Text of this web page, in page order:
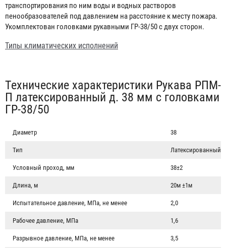
транспортирования по ним воды и водных растворов
пенообразователей под давлением на расстояние к месту пожара.
Укомплектован головками рукавными ГР-38/50 с двух сторон.
Типы климатических исполнений
Табы
Технические характеристики Рукава РПМ-
П латексированный д. 38 мм с головками
ГР-38/50
Диаметр 38
Тип Латексированный
Условный проход, мм 38±2
Длина, м 20м ±1м
Испытательное давление, МПа, не менее 2,0
Рабочее давление, МПа 1,6
Разрывное давление, МПа, не менее 3,5